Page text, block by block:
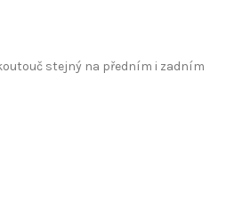
stejný na předním i zadním